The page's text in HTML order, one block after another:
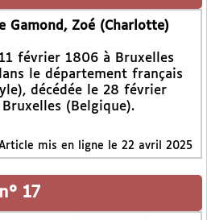
Gamond, Zoé (Charlotte)
février 1806 à Bruxelles
le département français
décédée le 28 février
(Belgique).
mis en ligne le 22 avril 2025
17